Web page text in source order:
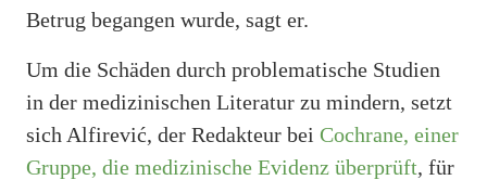
Betrug begangen wurde, sagt er.
Um die Schäden durch problematische Studien
in der medizinischen Literatur zu mindern, setzt
sich Alfirević, der Redakteur bei Cochrane, einer
Gruppe, die medizinische Evidenz überprüft, für